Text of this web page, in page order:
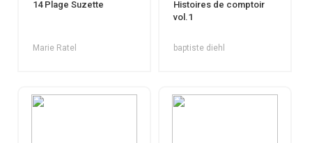
14 Plage Suzette
Marie Ratel
Histoires de comptoir
vol.1
baptiste diehl